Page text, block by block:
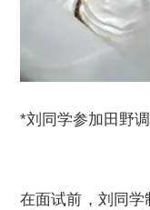
*刘同学参加田野
在面试前，刘同学